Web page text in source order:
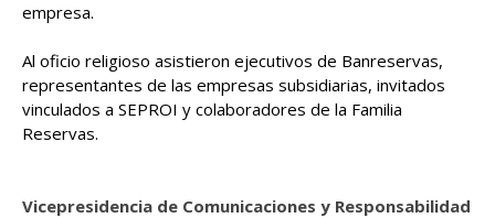
empresa.
Al oficio religioso asistieron ejecutivos de Banreservas,
representantes de las empresas subsidiarias, invitados
vinculados a SEPROI y colaboradores de la Familia
Reservas.
Vicepresidencia de Comunicaciones y Responsabilidad